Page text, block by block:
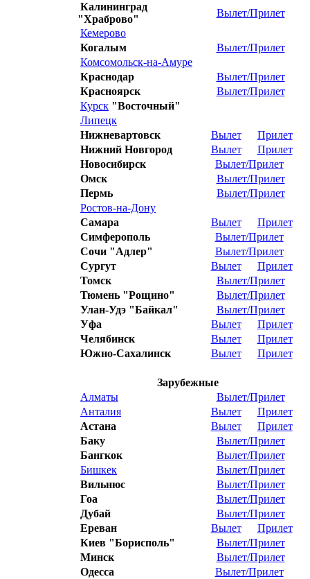
Калининград
"Храброво"
Вылет/Прилет
Кемерово
Когалым
Вылет/Прилет
Комсомольск-на-Амуре
Краснодар
Вылет/Прилет
Красноярск
Вылет/Прилет
Курск "Восточный"
Липецк
Нижневартовск
Вылет
Прилет
Нижний Новгород
Вылет
Прилет
Новосибирск
Вылет/Прилет
Омск
Вылет/Прилет
Пермь
Вылет/Прилет
Ростов-на-Дону
Самара
Вылет
Прилет
Симферополь
Вылет/Прилет
Сочи "Адлер"
Вылет/Прилет
Сургут
Вылет
Прилет
Томск
Вылет/Прилет
Тюмень "Рощино"
Вылет/Прилет
Улан-Удэ "Байкал"
Вылет/Прилет
Уфа
Вылет
Прилет
Челябинск
Вылет
Прилет
Южно-Сахалинск
Вылет Прилет
Зарубежные
Алматы
Вылет/Прилет
Анталия
Вылет
Прилет
Астана
Вылет
Прилет
Баку
Вылет/Прилет
Бангкок
Вылет/Прилет
Бишкек
Вылет/Прилет
Вильнюс
Вылет/Прилет
Гоа
Вылет/Прилет
Дубай
Вылет/Прилет
Ереван
Вылет
Прилет
Киев "Борисполь"
Вылет/Прилет
Минск
Вылет/Прилет
Одесса
Вылет/Прилет